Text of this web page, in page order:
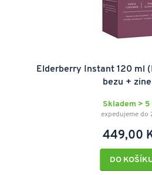
Elderberry Instant 120 ml
bezu +
Skladem > 5
expedujeme do
449,00
DO